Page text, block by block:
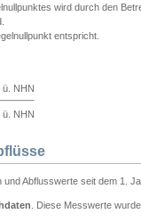
wird durch den
entspricht.
ü. NHN
ü. NHN
Abflusswerte seit dem 1.
. Diese Messwerte